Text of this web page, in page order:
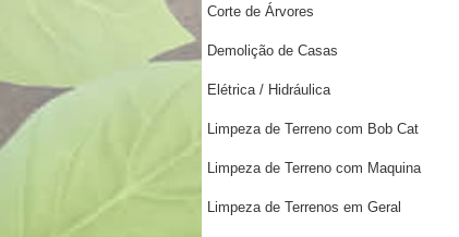
Corte de Árvores
Demolição de Casas
Elétrica / Hidráulica
Limpeza de Terreno com Bob Cat
Limpeza de Terreno com Maquina
Limpeza de Terrenos em Geral